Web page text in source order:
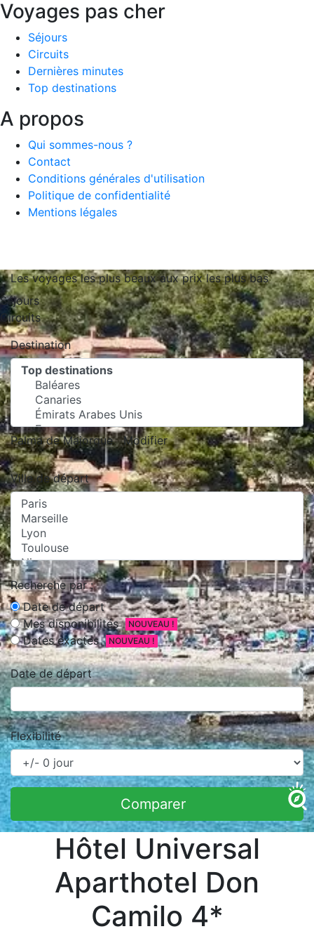
Voyages pas cher
Séjours
Circuits
Dernières minutes
Top destinations
A propos
Qui sommes-nous ?
Contact
Conditions générales d'utilisation
Politique de confidentialité
Mentions légales
Les voyages les plus beaux aux prix les plus bas
Séjours
Circuits
Destination
Palma de Majorque Modifier
Ville de départ
Recherche par :
Date de départ
Mes disponibilités
NOUVEAU !
Dates exactes NOUVEAU !
Date de départ
Flexibilité
Comparer
Hôtel Universal
Aparthotel Don
Camilo 4*